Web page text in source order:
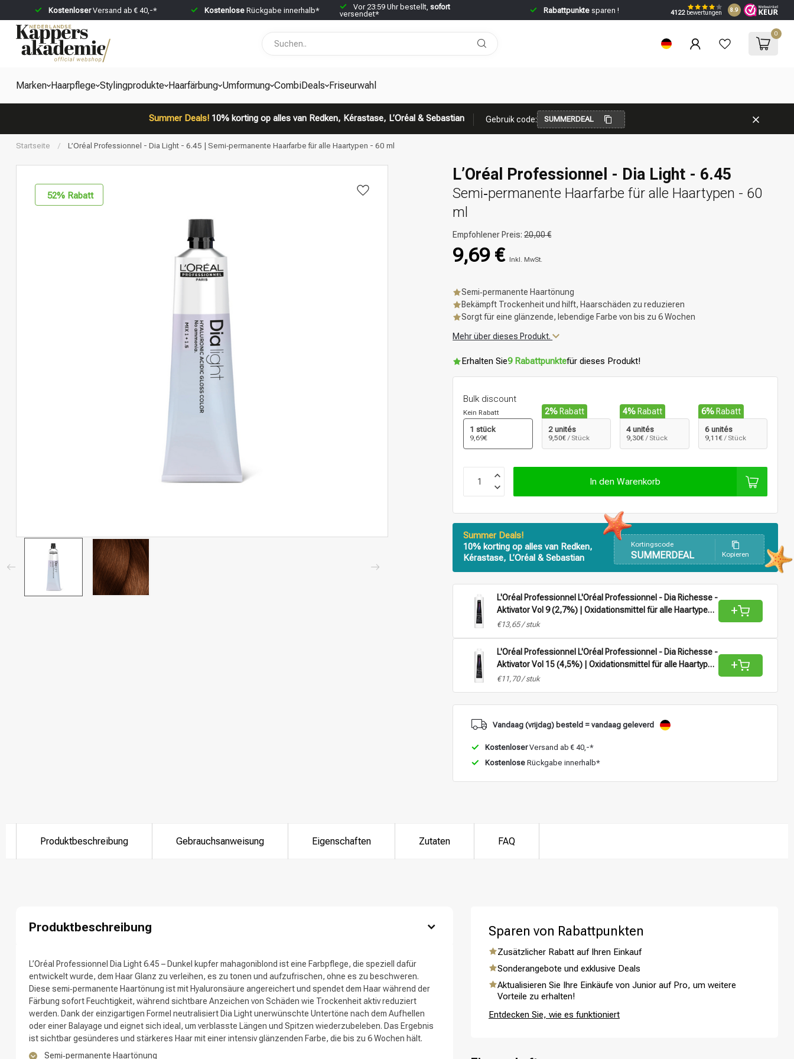
KostenloserVersand ab € 40,-* Kostenlose Rückgabe innerhalb* Vor 23:59 Uhr bestellt, sofort
versendet*
Rabattpunktesparen ! 4122bewertungen 8.9
0
Marken Haarpflege Stylingprodukte Haarfärbung Umformung CombiDeals Friseurwahl
Summer Deals!10% korting op alles van Redken, Kérastase, L’Oréal & Sebastian Gebruik code: SUMMERDEAL
Nach welcher Kategorie suchst du?
Marken Haarpflege Stylingprodukte
Startseite / L’Oréal Professionnel - Dia Light - 6.45 | Semi‑permanente Haarfarbe für alle Haartypen - 60 ml
52% Rabatt
L’Oréal Professionnel - Dia Light - 6.45
Semi‑permanente Haarfarbe für alle Haartypen - 60
ml
Empfohlener Preis:20,00 €
9,69 € Inkl. MwSt.
Semi‑permanente Haartönung
Bekämpft Trockenheit und hilft, Haarschäden zu reduzieren
Sorgt für eine glänzende, lebendige Farbe von bis zu 6 Wochen
Mehr über dieses Produkt.
Erhalten Sie9 Rabattpunktefür dieses Produkt!
Bulk discount
Kein Rabatt
1 stück
9,69€
2%Rabatt
2 unités
9,50€ / Stück
4% Rabatt
4 unités
9,30€ / Stück
6%Rabatt
6 unités
9,11€ / Stück
In den Warenkorb
Summer Deals!
10% korting op alles van Redken,
Kérastase, L’Oréal & Sebastian
Kortingscode
SUMMERDEAL Kopieren
L'Oréal Professionnel L'Oréal Professionnel - Dia Richesse -
Aktivator Vol 9 (2,7%) | Oxidationsmittel für alle Haartypen -
1L
€13,65 / stuk
+
L'Oréal Professionnel L'Oréal Professionnel - Dia Richesse -
Aktivator Vol 15 (4,5%) | Oxidationsmittel für alle Haartypen
- 1L
€11,70 / stuk
+
Vandaag (vrijdag) besteld = vandaag geleverd
KostenloserVersand ab € 40,-*
Kostenlose Rückgabe innerhalb*
Produktbeschreibung Gebrauchsanweisung Eigenschaften Zutaten FAQ
Produktbeschreibung
L’Oréal Professionnel Dia Light 6.45 – Dunkel kupfer mahagoniblond ist eine Farbpflege, die speziell dafür
entwickelt wurde, dem Haar Glanz zu verleihen, es zu tonen und aufzufrischen, ohne es zu beschweren.
Diese semi‑permanente Haartönung ist mit Hyaluronsäure angereichert und spendet dem Haar während der
Färbung sofort Feuchtigkeit, während sichtbare Anzeichen von Schäden wie Trockenheit aktiv reduziert
werden. Dank der einzigartigen Formel neutralisiert Dia Light unerwünschte Untertöne nach dem Aufhellen
oder einer Balayage und eignet sich ideal, um verblasste Längen und Spitzen wiederzubeleben. Das Ergebnis
ist sichtbar gesünderes und stärkeres Haar mit einer intensiv glänzenden Farbe, die bis zu 6 Wochen hält.
Semi‑permanente Haartönung
Sparen von Rabattpunkten
Zusätzlicher Rabatt auf Ihren Einkauf
Sonderangebote und exklusive Deals
Aktualisieren Sie Ihre Einkäufe von Junior auf Pro, um weitere
Vorteile zu erhalten!
Entdecken Sie, wie es funktioniert